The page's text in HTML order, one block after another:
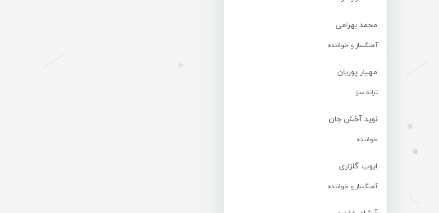
محمد بهرامی
آهنگساز و خواننده
مهیار پوریان
ترانه سرا
نوید آخش جان
خواننده
ایوب گلزاری
آهنگساز و خواننده